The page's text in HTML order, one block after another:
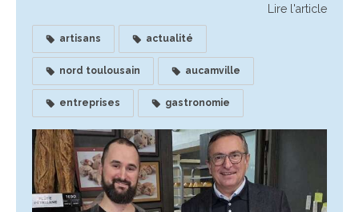
Lire l'article
artisans actualité
nord toulousain aucamville
entreprises gastronomie